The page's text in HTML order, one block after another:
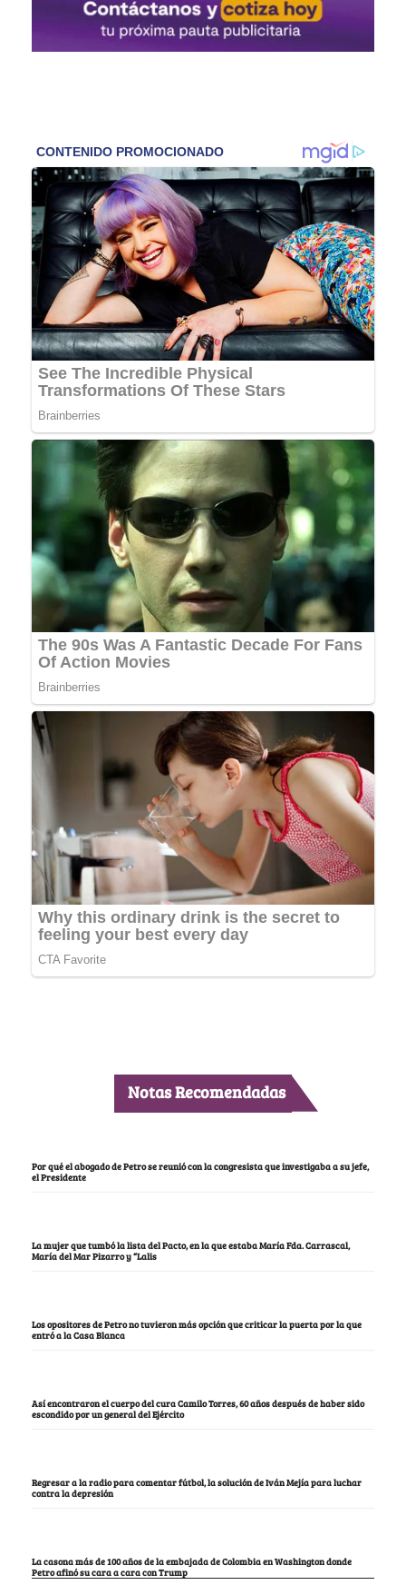
Notas Recomendadas
Por qué el abogado de Petro se reunió con la congresista que investigaba a su jefe,
el Presidente
La mujer que tumbó la lista del Pacto, en la que estaba María Fda. Carrascal,
María del Mar Pizarro y “Lalis
Los opositores de Petro no tuvieron más opción que criticar la puerta por la que
entró a la Casa Blanca
Así encontraron el cuerpo del cura Camilo Torres, 60 años después de haber sido
escondido por un general del Ejército
Regresar a la radio para comentar fútbol, la solución de Iván Mejía para luchar
contra la depresión
La casona más de 100 años de la embajada de Colombia en Washington donde
Petro afinó su cara a cara con Trump